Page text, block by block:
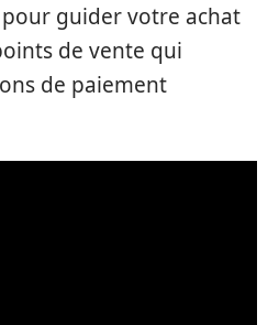
guider votre achat
de vente qui
de paiement